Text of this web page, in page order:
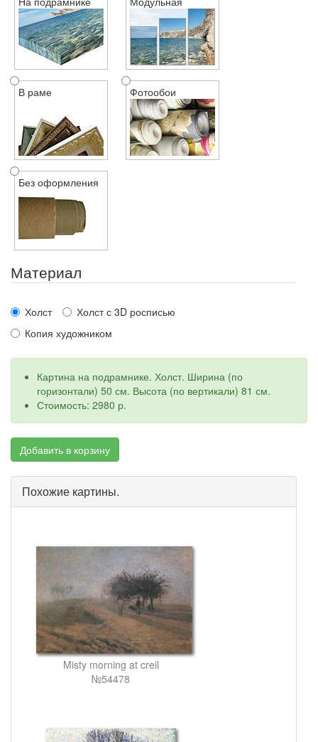
В раме Фотообои
Без оформления
Материал
Холст
Холст с 3D росписью
Копия художником
Картина на подрамнике. Холст. Ширина (по
горизонтали) 50 см. Высота (по вертикали) 81 см.
Стоимость: 2980 р.
Добавить в корзину
Похожие картины.
Misty morning at creil
№54478